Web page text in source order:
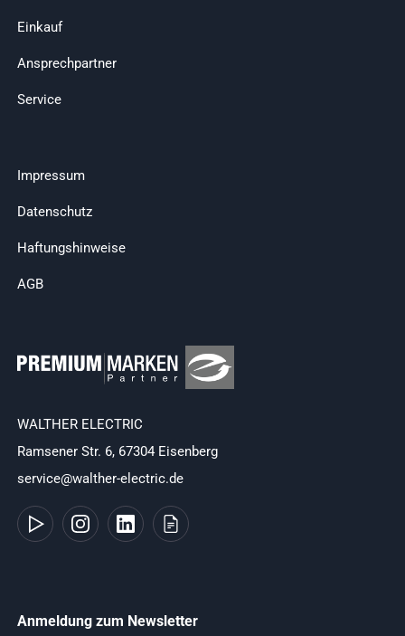
Einkauf
Ansprechpartner
Service
Impressum
Datenschutz
Haftungshinweise
AGB
WALTHER ELECTRIC
Ramsener Str. 6, 67304 Eisenberg
service@walther-electric.de
Anmeldung zum Newsletter